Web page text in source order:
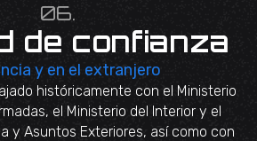
06.
de confianza
y en el extranjero
históricamente con el Ministerio
el Ministerio del Interior y el
y Asuntos Exteriores, así como con